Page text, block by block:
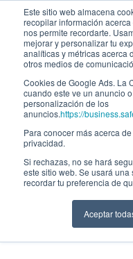
Este sitio web almacena
recopilar información
nos permite recordarte.
mejorar y personalizar tu
analíticas y métricas acerca
otros medios de
Cookies de Google Ads. La
cuando este ve un anuncio
personalización de los
anuncios.https://
Para conocer más acerca
privacidad.
Si rechazas, no se hará
este sitio web. Se usará
recordar tu preferencia de
Aceptar